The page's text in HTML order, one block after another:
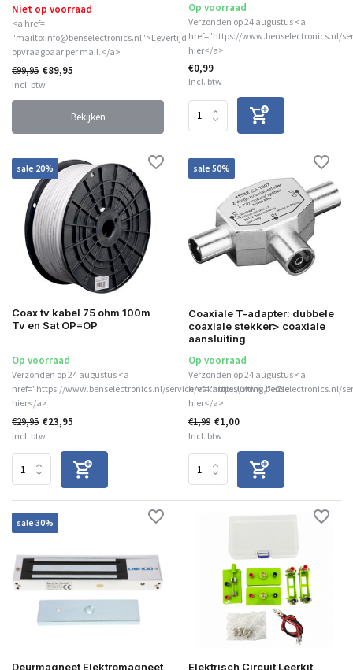
Niet op voorraad
<a href=
"mailto:info@benselectronics.nl">Levertijd
opvraagbaar per mail.</a>
€99,95 €89,95
Incl. btw
Bekijken
Op voorraad
Verzonden op 24 augustus <a
href="https://www.benselectronics.nl/
hier</a>
€0,99
Incl. btw
sale 20%
Coax tv kabel 75 ohm 100m
Tv en Sat OP=OP
Op voorraad
Verzonden op 24 augustus <a
href="https://www.benselectronics.nl/service/vakantiesluiting/">Zie
hier</a>
€29,95 €23,95
Incl. btw
sale 50%
Coaxiale T-adapter: dubbele
coaxiale stekker> coaxiale
aansluiting
Op voorraad
Verzonden op 24 augustus <a
href="https://www.benselectronics.nl/
hier</a>
€1,99 €1,00
Incl. btw
sale 30%
Deurmagneet Elektromagneet
Elektrisch Circuit Leerkit